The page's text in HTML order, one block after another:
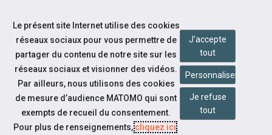
Aller au contenu
ATELIER DE PREPARATION A
L'ENTRETIEN - PERSONNES
Le présent site Internet utilise des cookies
réseaux sociaux pour vous permettre de
partager du contenu de notre site sur les
réseaux sociaux et visionner des vidéos.
Par ailleurs, nous utilisons des cookies
de mesure d’audience MATOMO qui sont
exempts de recueil du consentement.
Pour plus de renseignements,cliquez ici.
J'accepte
tout
Personnaliser
Je refuse
tout